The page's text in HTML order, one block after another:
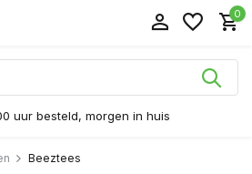
0
uur besteld, morgen in huis
Beeztees